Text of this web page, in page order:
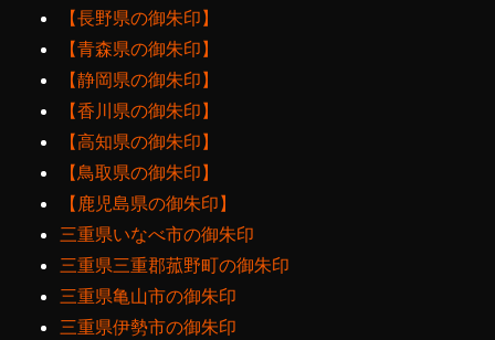
【長野県の御朱印】
【青森県の御朱印】
【静岡県の御朱印】
【香川県の御朱印】
【高知県の御朱印】
【鳥取県の御朱印】
【鹿児島県の御朱印】
三重県いなべ市の御朱印
三重県三重郡菰野町の御朱印
三重県亀山市の御朱印
三重県伊勢市の御朱印